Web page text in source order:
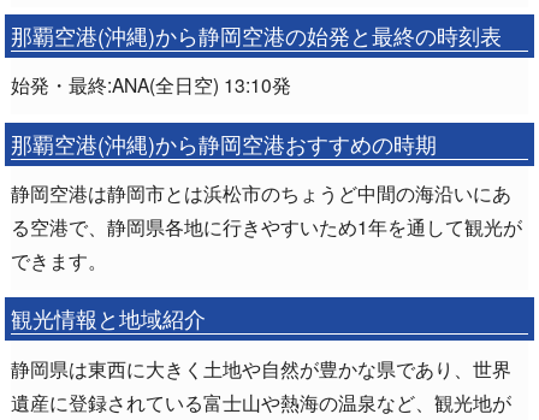
那覇空港(沖縄)から静岡空港の始発と最終の時刻表
始発・最終:ANA(全日空) 13:10発
那覇空港(沖縄)から静岡空港おすすめの時期
静岡空港は静岡市とは浜松市のちょうど中間の海沿いにあ
る空港で、静岡県各地に行きやすいため1年を通して観光が
できます。
観光情報と地域紹介
静岡県は東西に大きく土地や自然が豊かな県であり、世界
遺産に登録されている富士山や熱海の温泉など、観光地が